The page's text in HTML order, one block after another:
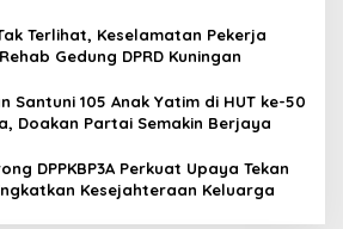
Terlihat, Keselamatan Pekerja
Gedung DPRD Kuningan
Santuni 105 Anak Yatim di HUT ke-50
Doakan Partai Semakin Berjaya
DPPKBP3A Perkuat Upaya Tekan
Kesejahteraan Keluarga